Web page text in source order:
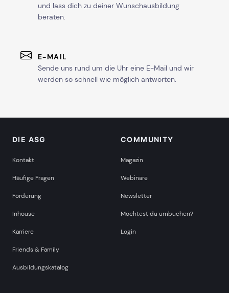
und lass dich zu deiner Wunschausbildung
beraten.
E-MAIL
Sende uns rund um die Uhr eine E-Mail und wir
werden so schnell wie möglich antworten.
DIE ASG
Kontakt
Häufige Fragen
Förderung
Inhouse
Karriere
Friends & Family
Ausbildungskatalog
COMMUNITY
Magazin
Webinare
Newsletter
Möchtest du umbuchen?
Login